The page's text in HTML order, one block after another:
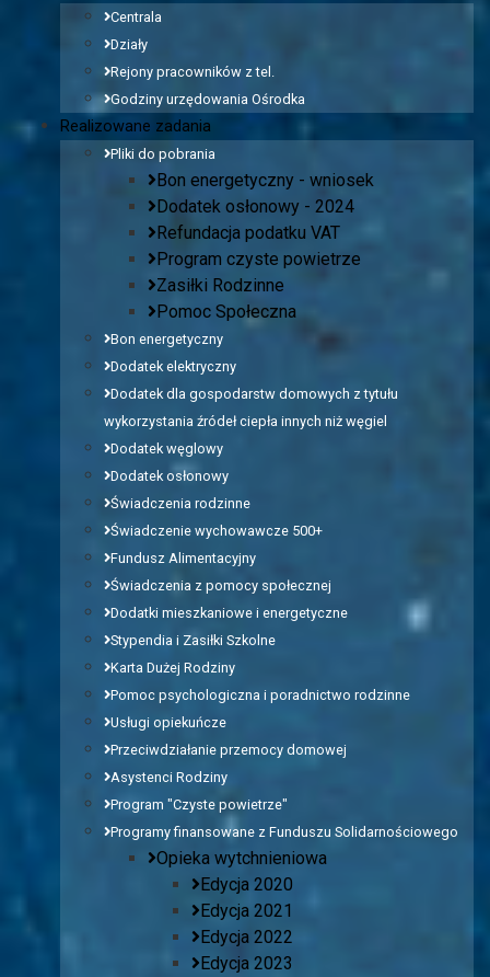
Centrala
Działy
Rejony pracowników z tel.
Godziny urzędowania Ośrodka
Realizowane zadania
Pliki do pobrania
Bon energetyczny - wniosek
Dodatek osłonowy - 2024
Refundacja podatku VAT
Program czyste powietrze
Zasiłki Rodzinne
Pomoc Społeczna
Bon energetyczny
Dodatek elektryczny
Dodatek dla gospodarstw domowych z tytułu
wykorzystania źródeł ciepła innych niż węgiel
Dodatek węglowy
Dodatek osłonowy
Świadczenia rodzinne
Świadczenie wychowawcze 500+
Fundusz Alimentacyjny
Świadczenia z pomocy społecznej
Dodatki mieszkaniowe i energetyczne
Stypendia i Zasiłki Szkolne
Karta Dużej Rodziny
Pomoc psychologiczna i poradnictwo rodzinne
Usługi opiekuńcze
Przeciwdziałanie przemocy domowej
Asystenci Rodziny
Program "Czyste powietrze"
Programy finansowane z Funduszu Solidarnościowego
Opieka wytchnieniowa
Edycja 2020
Edycja 2021
Edycja 2022
Edycja 2023